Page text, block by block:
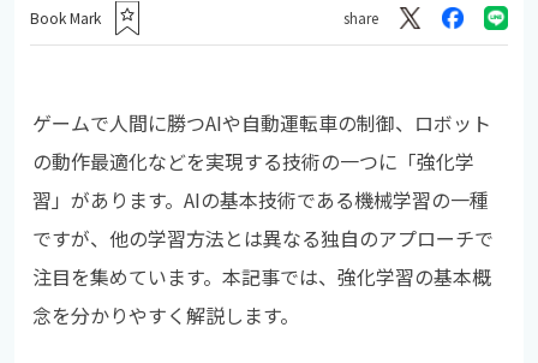
Book Mark share
ゲームで人間に勝つAIや自動運転車の制御、ロボット
の動作最適化などを実現する技術の一つに「強化学
習」があります。AIの基本技術である機械学習の一種
ですが、他の学習方法とは異なる独自のアプローチで
注目を集めています。本記事では、強化学習の基本概
念を分かりやすく解説します。